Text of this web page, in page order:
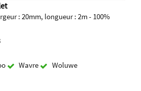
: 20mm, longueur : 2m - 100%
Wavre Woluwe